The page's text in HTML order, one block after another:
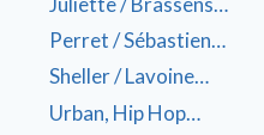
Perret / Sébastien…
Sheller / Lavoine…
Urban, Hip Hop…